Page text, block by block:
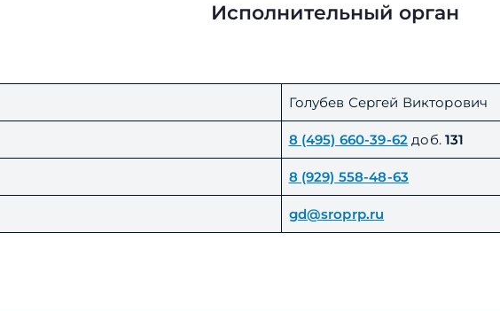
Исполнительный орган
Голубев Сергей Викторович
8 (495) 660-39-62 доб. 131
8 (929) 558-48-63
gd@sroprp.ru